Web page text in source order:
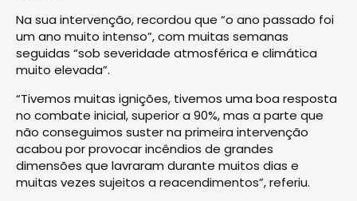
Na sua intervenção, recordou que “o ano passado foi
um ano muito intenso”, com muitas semanas
seguidas “sob severidade atmosférica e climática
muito elevada”.
“Tivemos muitas ignições, tivemos uma boa resposta
no combate inicial, superior a 90%, mas a parte que
não conseguimos suster na primeira intervenção
acabou por provocar incêndios de grandes
dimensões que lavraram durante muitos dias e
muitas vezes sujeitos a reacendimentos”, referiu.